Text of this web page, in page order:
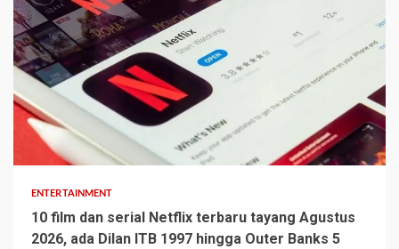
ENTERTAINMENT
10 film dan serial Netflix terbaru tayang Agustus
2026, ada Dilan ITB 1997 hingga Outer Banks 5